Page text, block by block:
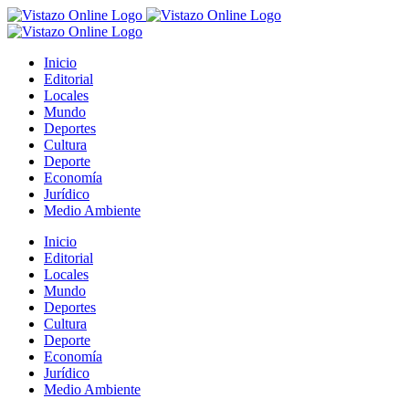
Saltar
al
Inicio
Editorial
Locales
Mundo
Deportes
Cultura
Deporte
Economía
Jurídico
Medio Ambiente
Inicio
Editorial
Locales
Mundo
Deportes
Cultura
Deporte
Economía
Jurídico
Medio Ambiente